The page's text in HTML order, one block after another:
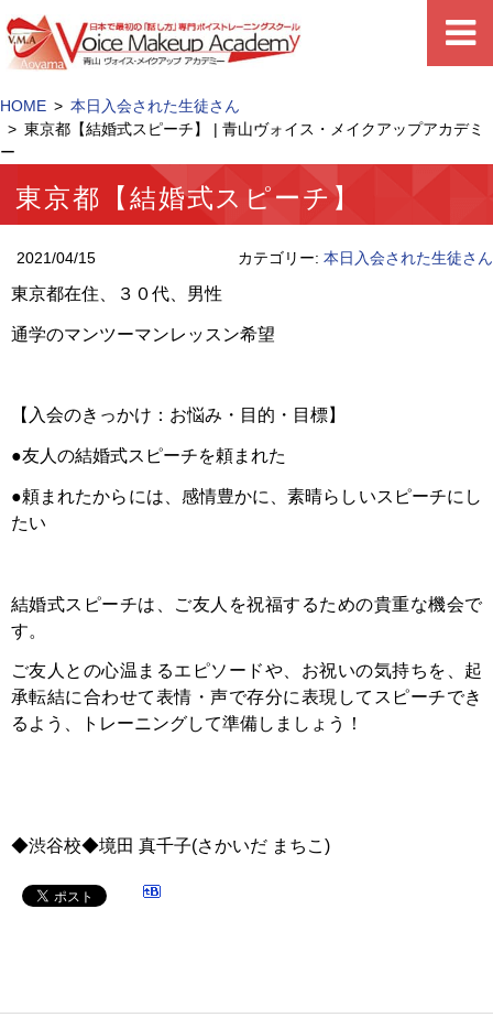
HOME
本日入会された生徒さん
東京都【結婚式スピーチ】 | 青山ヴォイス・メイクアップアカデミ
ー
東京都【結婚式スピーチ】
2021/04/15 カテゴリー: 本日入会された生徒さん
東京都在住、３０代、男性
通学のマンツーマンレッスン希望
【入会のきっかけ：お悩み・目的・目標】
●友人の結婚式スピーチを頼まれた
●頼まれたからには、感情豊かに、素晴らしいスピーチにし
たい
結婚式スピーチは、ご友人を祝福するための貴重な機会で
す。
ご友人との心温まるエピソードや、お祝いの気持ちを、起
承転結に合わせて表情・声で存分に表現してスピーチでき
るよう、トレーニングして準備しましょう！
◆渋谷校◆境田 真千子(さかいだ まちこ)